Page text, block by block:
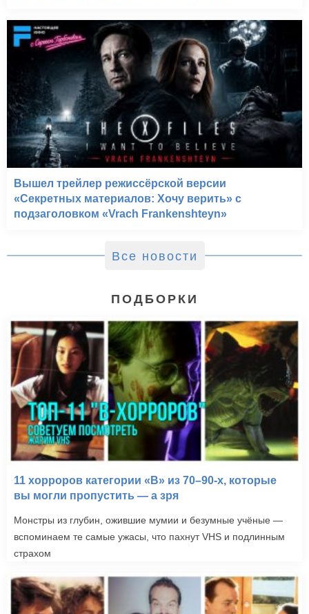
Вышел трейлер режиссёрской версии
«Секретных материалов: Хочу верить» с
подзаголовком «Vrach Frankenshteyn»
Все новости
ПОДБОРКИ
11 хорроров категории «B» из 70–90-х, которые
вы могли пропустить — а зря
Монстры из глубин, ожившие мумии и безумные учёные —
вспоминаем те самые ужасы, что пахнут VHS и подлинным
страхом